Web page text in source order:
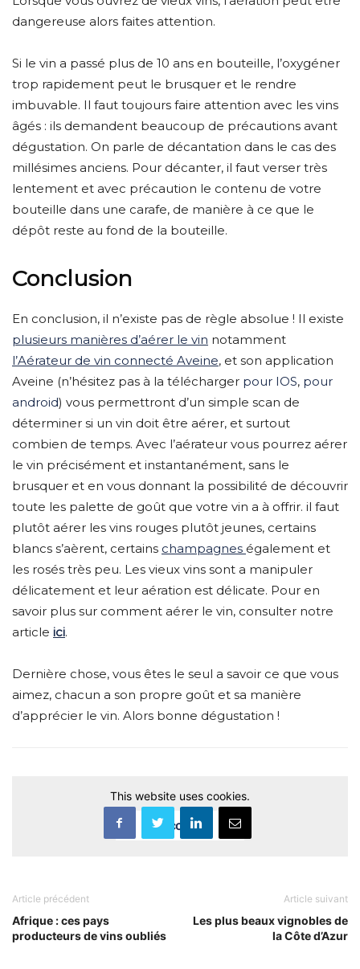
dangereuse alors faites attention.
Si le vin a passé plus de 10 ans en bouteille, l’oxygéner
trop rapidement peut le brusquer et le rendre
imbuvable. Il faut toujours faire attention avec les vins
âgés : ils demandent beaucoup de précautions avant
dégustation. On parle de décantation dans le cas des
millésimes anciens. Pour décanter, il faut verser très
lentement et avec précaution le contenu de votre
bouteille dans une carafe, de manière à ce que le
dépôt reste au fond de la bouteille.
Conclusion
En conclusion, il n’existe pas de règle absolue ! Il existe
plusieurs manières d’aérer le vin notamment
l’Aérateur de vin connecté Aveine, et son application
Aveine (n’hésitez pas à la télécharger pour IOS, pour
android) vous permettront d’un simple scan de
déterminer si un vin doit être aérer, et surtout
combien de temps. Avec l’aérateur vous pourrez aérer
le vin précisément et instantanément, sans le
brusquer et en vous donnant la possibilité de découvrir
toute les palette de goût que votre vin a à offrir. il faut
plutôt aérer les vins rouges plutôt jeunes, certains
blancs s’aèrent, certains champagnes également et
les rosés très peu. Les vieux vins sont a manipuler
délicatement et leur aération est délicate. Pour en
savoir plus sur comment aérer le vin, consulter notre
article ici.
Dernière chose, vous êtes le seul a savoir ce que vous
aimez, chacun a son propre goût et sa manière
d’apprécier le vin. Alors bonne dégustation !
This website uses cookies.
Accept
Article précédent
Afrique : ces pays
producteurs de vins oubliés
Article suivant
Les plus beaux vignobles de
la Côte d’Azur